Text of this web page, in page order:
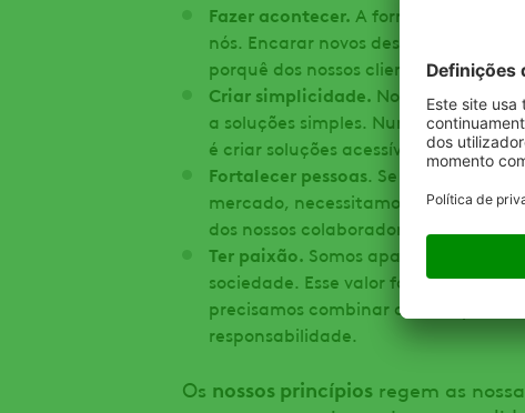
Fazer acontecer. A forma como
nós. Encarar novos desafios com
porquê dos nossos clientes e
Criar simplicidade. Normalmente é
a soluções simples. Num mundo
é criar soluções acessíveis, fáceis de
Fortalecer pessoas. Se nos
mercado, necessitamos de aprender
dos nossos colaboradores.
Ter paixão. Somos apaixonados
sociedade. Esse valor faz nos
precisamos combinar a nossa
responsabilidade.
Os nossos princípios regem as